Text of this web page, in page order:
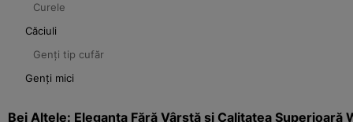
Curele
Căciuli
Genți tip cufăr
Genți mici
Bej Altele: Eleganța Fără Vârstă și Calitatea Superioară